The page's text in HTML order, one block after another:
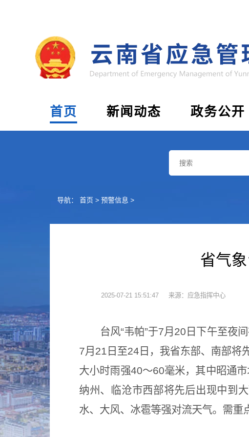
首页 新闻动态 政务公开
导航： 首页 > 预警信息 >
省气
2025-07-21 15:51:47 来源：应急指挥中心
台风“韦帕”于7月20日下午至夜
7月21日至24日，我省东部、南部将
大小时雨强40～60毫米，其中昭通
纳州、临沧市西部将先后出现中到
水、大风、冰雹等强对流天气。需重